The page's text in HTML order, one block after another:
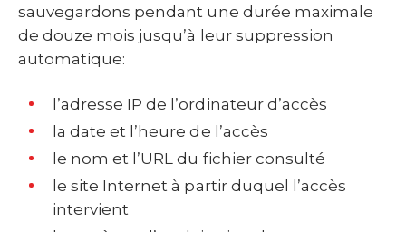
sauvegardons pendant une durée maximale
de douze mois jusqu’à leur suppression
automatique:
l’adresse IP de l’ordinateur d’accès
la date et l’heure de l’accès
le nom et l’URL du fichier consulté
le site Internet à partir duquel l’accès
intervient